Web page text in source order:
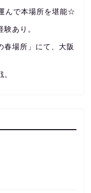
んで本場所を堪能☆
あり。
春場所」にて、大阪